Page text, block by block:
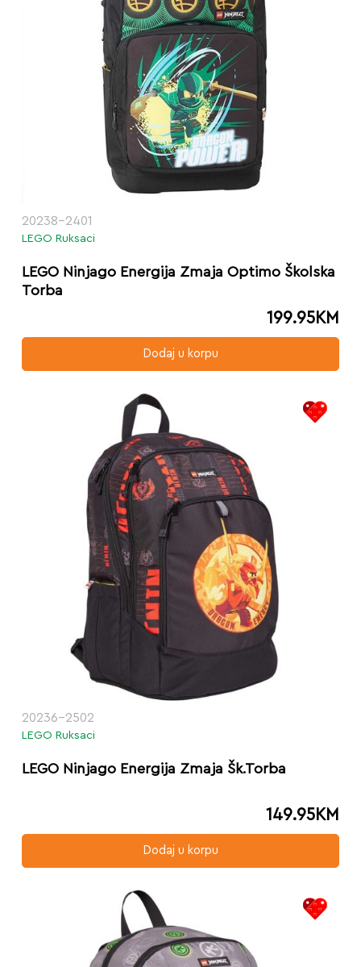
20238-2401
LEGO Ruksaci
LEGO Ninjago Energija Zmaja Optimo Školska
Torba
199.95KM
Dodaj u korpu
20236-2502
LEGO Ruksaci
LEGO Ninjago Energija Zmaja Šk.Torba
149.95KM
Dodaj u korpu